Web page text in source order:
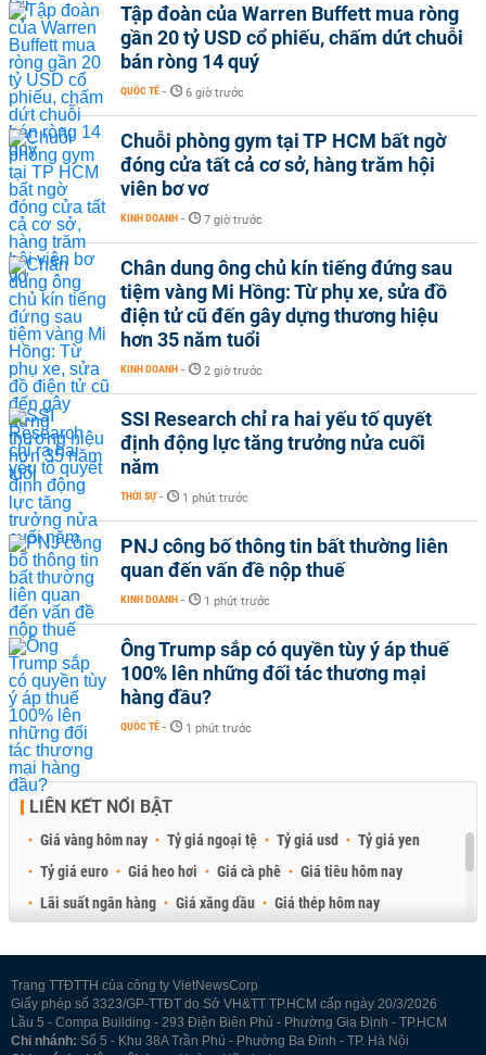
Tập đoàn của Warren Buffett mua ròng
gần 20 tỷ USD cổ phiếu, chấm dứt chuỗi
bán ròng 14 quý
QUỐC TẾ - 6 giờ trước
Chuỗi phòng gym tại TP HCM bất ngờ
đóng cửa tất cả cơ sở, hàng trăm hội
viên bơ vơ
KINH DOANH - 7 giờ trước
Chân dung ông chủ kín tiếng đứng sau
tiệm vàng Mi Hồng: Từ phụ xe, sửa đồ
điện tử cũ đến gây dựng thương hiệu
hơn 35 năm tuổi
KINH DOANH - 2 giờ trước
SSI Research chỉ ra hai yếu tố quyết
định động lực tăng trưởng nửa cuối
năm
THỜI SỰ - 1 phút trước
PNJ công bố thông tin bất thường liên
quan đến vấn đề nộp thuế
KINH DOANH - 1 phút trước
Ông Trump sắp có quyền tùy ý áp thuế
100% lên những đối tác thương mại
hàng đầu?
QUỐC TẾ - 1 phút trước
LIÊN KẾT NỔI BẬT
Giá vàng hôm nay Tỷ giá ngoại tệ Tỷ giá usd
Tỷ giá yen
Tỷ giá euro
Giá heo hơi Giá cà phê
Giá tiêu hôm nay
Lãi suất ngân hàng
Giá xăng dầu
Giá thép hôm nay
Trang TTĐTTH của công ty VietNewsCorp
Giấy phép số 3323/GP-TTĐT do Sở VH&TT TP.HCM cấp ngày 20/3/2026
Lầu 5 - Compa Building - 293 Điện Biên Phủ - Phường Gia Định - TP.HCM
Chi nhánh: Số 5 - Khu 38A Trần Phú - Phường Ba Đình - TP. Hà Nội